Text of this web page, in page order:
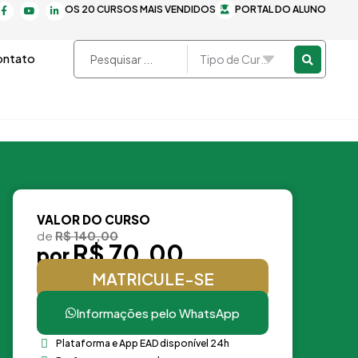
PORTAL DO ALUNO
OS 20 CURSOS MAIS VENDIDOS
F
a
o
o
e
i
Pesquisar
...
VALOR DO CURSO
de R$ 140,00
porR$ 70,00
MATRICULE-SE
Informações pelo WhatsApp
Plataforma e App EAD disponível 24h